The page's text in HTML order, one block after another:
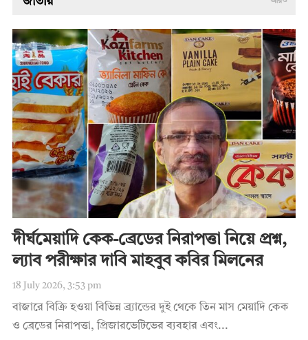
দীর্ঘমেয়াদি কেক-ব্রেডের নিরাপত্তা নিয়ে প্রশ্ন,
ল্যাব পরীক্ষার দাবি মাহবুব কবির মিলনের
18 July 2026, 3:53 pm
বাজারে বিক্রি হওয়া বিভিন্ন ব্র্যান্ডের দুই থেকে তিন মাস মেয়াদি কেক
ও ব্রেডের নিরাপত্তা, প্রিজারভেটিভের ব্যবহার এবং...